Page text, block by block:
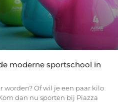
moderne sportschool in
worden? Of wil je een paar kilo
dan nu sporten bij Piazza